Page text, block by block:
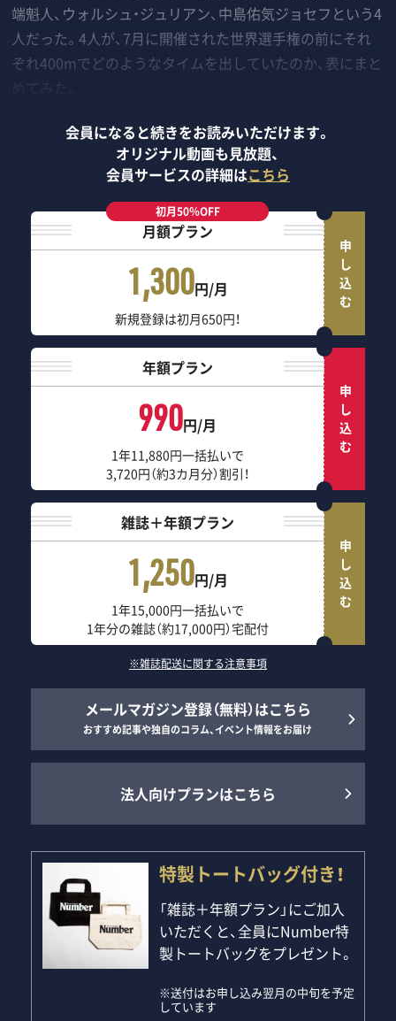
端魁人、ウォルシュ・ジュリアン、中島佑気ジョセフという4
人だった。4人が、7月に開催された世界選手権の前にそれ
ぞれ400mでどのようなタイムを出していたのか、表にまと
会員になると続きをお読みいただけます。
オリジナル動画も見放題、
会員サービスの詳細はこちら
初月50％OFF
月額プラン
1,300円/月
新規登録は初月650円！
申し込む
年額プラン
990円/月
1年11,880円一括払いで
3,720円（約3カ月分）割引！
申し込む
雑誌＋年額プラン
1,250円/月
1年15,000円一括払いで
1年分の雑誌（約17,000円）宅配付
申し込む
※雑誌配送に関する注意事項
メールマガジン登録（無料）はこちら
おすすめ記事や独自のコラム、イベント情報をお届け
法人向けプランはこちら
特製トートバッグ付き！
「雑誌＋年額プラン」にご加入
いただくと、全員にNumber特
製トートバッグをプレゼント。
※送付はお申し込み翌月の中旬を予定
しています